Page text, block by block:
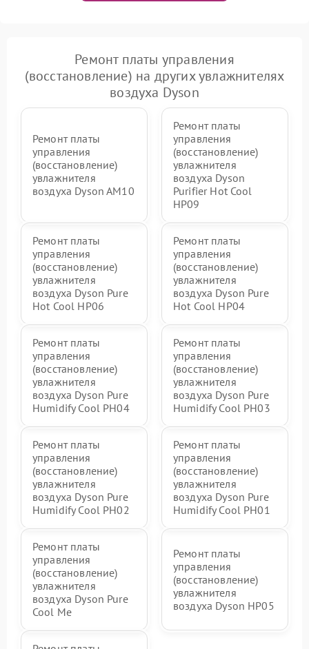
Ремонт платы управления
(восстановление) на других увлажнителях
воздуха Dyson
Ремонт платы
управления
(восстановление)
увлажнителя
воздуха Dyson AM10
Ремонт платы
управления
(восстановление)
увлажнителя
воздуха Dyson
Purifier Hot Cool
HP09
Ремонт платы
управления
(восстановление)
увлажнителя
воздуха Dyson Pure
Hot Cool HP06
Ремонт платы
управления
(восстановление)
увлажнителя
воздуха Dyson Pure
Hot Cool HP04
Ремонт платы
управления
(восстановление)
увлажнителя
воздуха Dyson Pure
Humidify Cool PH04
Ремонт платы
управления
(восстановление)
увлажнителя
воздуха Dyson Pure
Humidify Cool PH03
Ремонт платы
управления
(восстановление)
увлажнителя
воздуха Dyson Pure
Humidify Cool PH02
Ремонт платы
управления
(восстановление)
увлажнителя
воздуха Dyson Pure
Humidify Cool PH01
Ремонт платы
управления
(восстановление)
увлажнителя
воздуха Dyson Pure
Cool Me
Ремонт платы
управления
(восстановление)
увлажнителя
воздуха Dyson HP05